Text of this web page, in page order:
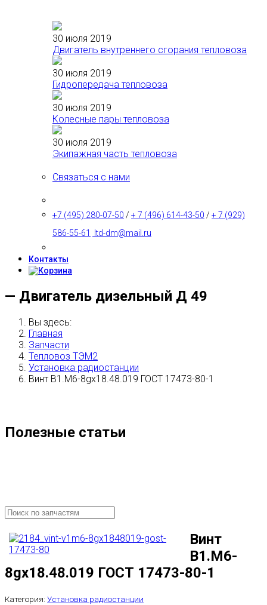
30 июля 2019
Двигатель внутреннего сгорания тепловоза
30 июля 2019
Гидропередача тепловоза
30 июля 2019
Колесные пары тепловоза
30 июля 2019
Экипажная часть тепловоза
Связаться с нами
+7 (495) 280-07-50 / + 7 (496) 614-43-50 / + 7 (929)
586-55-61
ltd-dm@mail.ru
Контакты
— Двигатель дизельный Д 49
Вы здесь:
Главная
Запчасти
Тепловоз ТЭМ2
Установка радиостанции
Винт В1.М6-8gx18.48.019 ГОСТ 17473-80-1
Полезные статьи
Винт
В1.М6-
8gx18.48.019 ГОСТ 17473-80-1
Категория: Установка радиостанции